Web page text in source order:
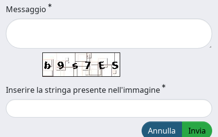
Messaggio
Inserire la stringa presente nell'immagine
Annulla Invia